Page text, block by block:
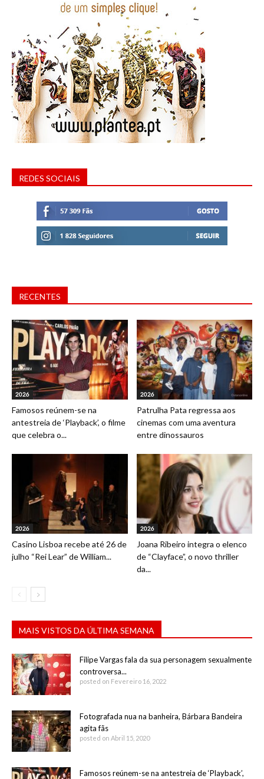
REDES SOCIAIS
RECENTES
2026
Famosos reúnem-se na
antestreia de ‘Playback’, o filme
que celebra o...
2026
Patrulha Pata regressa aos
cinemas com uma aventura
entre dinossauros
2026
Casino Lisboa recebe até 26 de
julho “Rei Lear” de William...
2026
Joana Ribeiro integra o elenco
de “Clayface”, o novo thriller
da...
MAIS VISTOS DA ÚLTIMA SEMANA
Filipe Vargas fala da sua personagem sexualmente
controversa...
posted on Fevereiro 16, 2022
Fotografada nua na banheira, Bárbara Bandeira
agita fãs
posted on Abril 15, 2020
Famosos reúnem-se na antestreia de ‘Playback’,